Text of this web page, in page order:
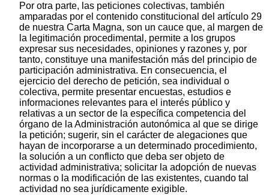
Por otra parte, las peticiones colectivas, también
amparadas por el contenido constitucional del artículo 29
de nuestra Carta Magna, son un cauce que, al margen de
la legitimación procedimental, permite a los grupos
expresar sus necesidades, opiniones y razones y, por
tanto, constituye una manifestación más del principio de
participación administrativa. En consecuencia, el
ejercicio del derecho de petición, sea individual o
colectiva, permite presentar encuestas, estudios e
informaciones relevantes para el interés público y
relativas a un sector de la específica competencia del
órgano de la Administración autonómica al que se dirige
la petición; sugerir, sin el carácter de alegaciones que
hayan de incorporarse a un determinado procedimiento,
la solución a un conflicto que deba ser objeto de
actividad administrativa; solicitar la adopción de nuevas
normas o la modificación de las existentes, cuando tal
actividad no sea jurídicamente exigible.